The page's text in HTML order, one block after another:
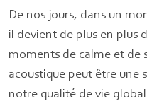
De nos jours, dans un
il devient de plus en plus
moments de calme et de
acoustique peut être une
notre qualité de vie